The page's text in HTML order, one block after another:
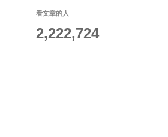
看文章的人
2,222,724